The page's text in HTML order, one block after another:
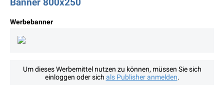
Banner 800x250
Werbebanner
Um dieses Werbemittel nutzen zu können, müssen Sie sich
einloggen oder sich als Publisher anmelden.